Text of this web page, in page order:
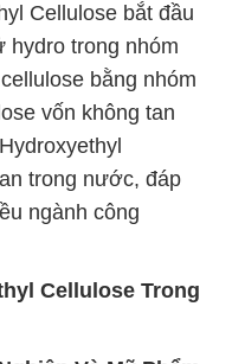
Cellulose bắt đầu
hydro trong nhóm
bằng nhóm
vốn không tan
trong nước, đáp
ngành công
Cellulose Trong